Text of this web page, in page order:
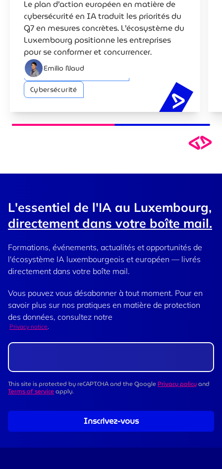
Luxembourg
Le plan d’action européen en matière de
cybersécurité en IA traduit les priorités du
G7 en mesures concrètes. L’écosystème du
Luxembourg positionne les entreprises
pour se conformer et concurrencer.
Emilio Naud
Cybersécurité
Intelligence artificielle (IA)
L'essentiel de l'IA au Luxembourg,
directement dans votre boîte mail.
Formations, événements, actualités et opportunités de
l'écosystème IA luxembourgeois et européen — livrés
directement dans votre boîte mail.
Vous pouvez vous désabonner à tout moment. Pour en
savoir plus sur nos pratiques en matière de protection
des données, consultez notre
Privacy notice.
This site is protected by reCAPTCHA and the GooglePrivacy policyand
Terms of serviceapply.
Inscrivez-vous